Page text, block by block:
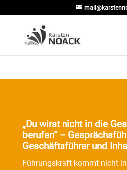
„Du wirst nicht in die
berufen“ –
Geschäftsführer und
Führungskraft kommt nicht